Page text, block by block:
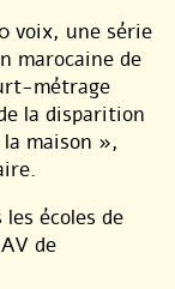
voix, une série
marocaine de
métrage
la disparition
maison »,
écoles de
de